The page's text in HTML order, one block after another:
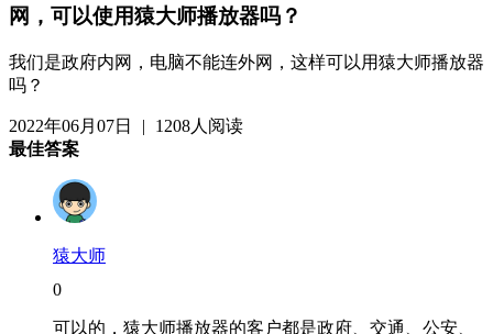
网，可以使用猿大师播放器吗？
我们是政府内网，电脑不能连外网，这样可以用猿大师播放器
吗？
2022年06月07日 |
1208人阅读
最佳答案
猿大师
0
可以的，猿大师播放器的客户都是政府、交通、公安、